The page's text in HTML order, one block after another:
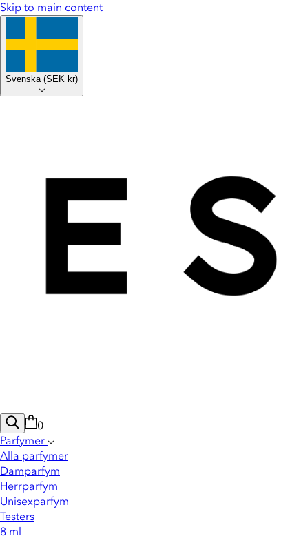
Skip to main content
Svenska (SEK kr)
0
Parfymer
Alla parfymer
Damparfym
Herrparfym
Unisexparfym
Testers
8 ml